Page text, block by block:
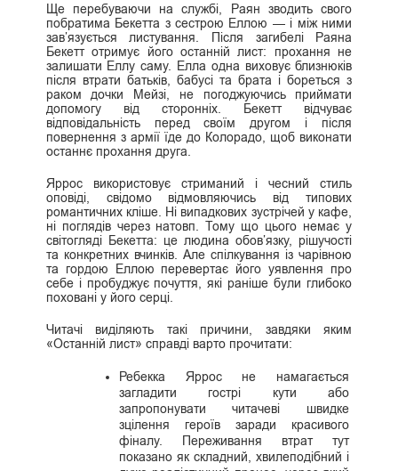
Ще перебуваючи на службі, Раян зводить свого
побратима Бекетта з сестрою Еллою — і між ними
зав’язується листування. Після загибелі Раяна
Бекетт отримує його останній лист: прохання не
залишати Еллу саму. Елла одна виховує близнюків
після втрати батьків, бабусі та брата і бореться з
раком дочки Мейзі, не погоджуючись приймати
допомогу від сторонніх. Бекетт відчуває
відповідальність перед своїм другом і після
повернення з армії їде до Колорадо, щоб виконати
останнє прохання друга.
Яррос використовує стриманий і чесний стиль
оповіді, свідомо відмовляючись від типових
романтичних кліше. Ні випадкових зустрічей у кафе,
ні поглядів через натовп. Тому що цього немає у
світогляді Бекетта: це людина обов’язку, рішучості
та конкретних вчинків. Але спілкування із чарівною
та гордою Еллою перевертає його уявлення про
себе і пробуджує почуття, які раніше були глибоко
поховані у його серці.
Читачі виділяють такі причини, завдяки яким
«Останній лист» справді варто прочитати:
Ребекка Яррос не намагається
загладити гострі кути або
запропонувати читачеві швидке
зцілення героїв заради красивого
фіналу. Переживання втрат тут
показано як складний, хвилеподібний і